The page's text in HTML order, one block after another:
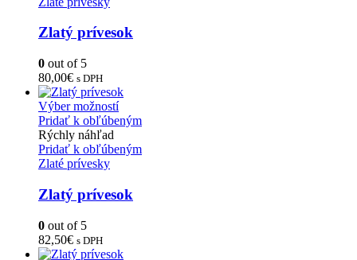
Zlatý prívesok
0 out of 5
80,00€ s DPH
Výber možností
Pridať k obľúbeným
Rýchly náhľad
Pridať k obľúbeným
Zlaté prívesky
Zlatý prívesok
0 out of 5
82,50€ s DPH